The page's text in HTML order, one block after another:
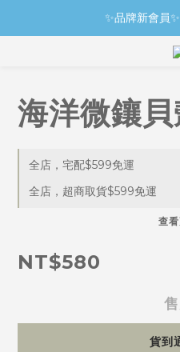
✨品牌新會員
海洋微鑲
全店，宅配$599免運
全店，超商取貨$599免運
查
NT$580
貨到